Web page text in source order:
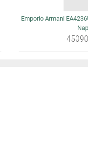
Emporio Armani